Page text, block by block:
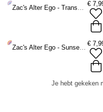
Zac's Alter Ego - Transgender Waaier - Multicolours
€
Zac's Alter Ego - Sunset Lesbian Waaier - Multicolours
€
Je hebt gekeken